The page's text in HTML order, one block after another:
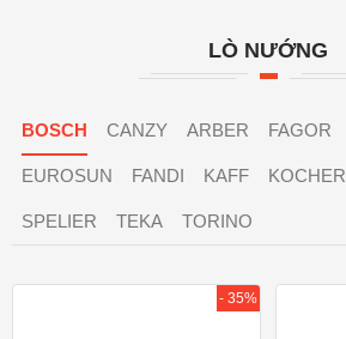
LÒ NƯỚNG
BOSCH CANZY ARBER FAGOR
EUROSUN FANDI KAFF KOCHER
SPELIER TEKA TORINO
- 35%